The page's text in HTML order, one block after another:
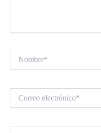
electrónico*